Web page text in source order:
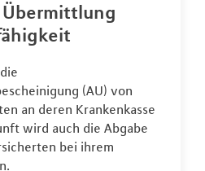
(AU) von
an deren Krankenkasse
wird auch die Abgabe
bei ihrem